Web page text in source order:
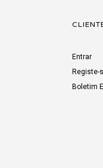
Entrar
Registe-
Boletim